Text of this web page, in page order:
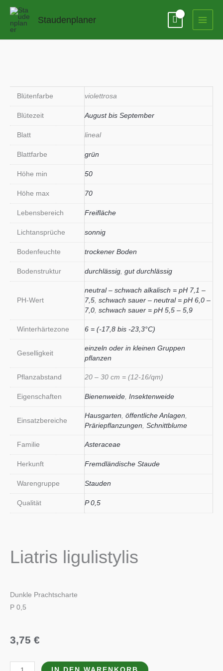
Zum
springen
Staudenplaner
Blütenfarbe violettrosa
Blütezeit August bis September
Blatt lineal
Blattfarbe grün
Höhe min 50
Höhe max 70
Lebensbereich Freifläche
Lichtansprüche sonnig
Bodenfeuchte trockener Boden
Bodenstruktur durchlässig gut durchlässig
PH-Wert
neutral – schwach alkalisch = pH 7,1 –
7,5 schwach sauer – neutral = pH 6,0 –
7,0 schwach sauer = pH 5,5 – 5,9
Winterhärtezone 6 = (-17,8 bis -23,3°C)
Geselligkeit
einzeln oder in kleinen Gruppen
pflanzen
Pflanzabstand 20 – 30 cm = (12-16/qm)
Eigenschaften Bienenweide Insektenweide
Einsatzbereiche
Hausgarten öffentliche Anlagen
Präriepflanzungen Schnittblume
Familie Asteraceae
Herkunft Fremdländische Staude
Warengruppe Stauden
Qualität P 0,5
Liatris ligulistylis
Dunkle Prachtscharte
P 0,5
3,75 €
Liatris